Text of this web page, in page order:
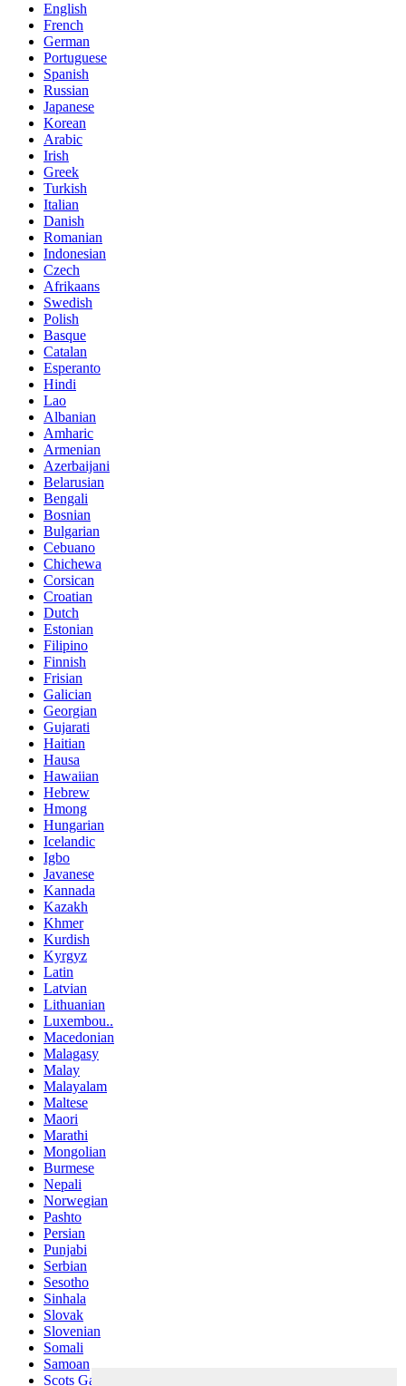
English
French
German
Portuguese
Spanish
Russian
Japanese
Korean
Arabic
Irish
Greek
Turkish
Italian
Danish
Romanian
Indonesian
Czech
Afrikaans
Swedish
Polish
Basque
Catalan
Esperanto
Hindi
Lao
Albanian
Amharic
Armenian
Azerbaijani
Belarusian
Bengali
Bosnian
Bulgarian
Cebuano
Chichewa
Corsican
Croatian
Dutch
Estonian
Filipino
Finnish
Frisian
Galician
Georgian
Gujarati
Haitian
Hausa
Hawaiian
Hebrew
Hmong
Hungarian
Icelandic
Igbo
Javanese
Kannada
Kazakh
Khmer
Kurdish
Kyrgyz
Latin
Latvian
Lithuanian
Luxembou..
Macedonian
Malagasy
Malay
Malayalam
Maltese
Maori
Marathi
Mongolian
Burmese
Nepali
Norwegian
Pashto
Persian
Punjabi
Serbian
Sesotho
Sinhala
Slovak
Slovenian
Somali
Samoan
Scots Gaelic